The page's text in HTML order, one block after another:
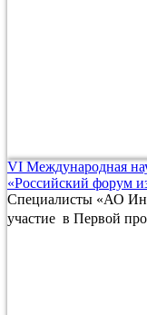
VI Международная
«Российский форум
Специалисты «АО
участие в Первой